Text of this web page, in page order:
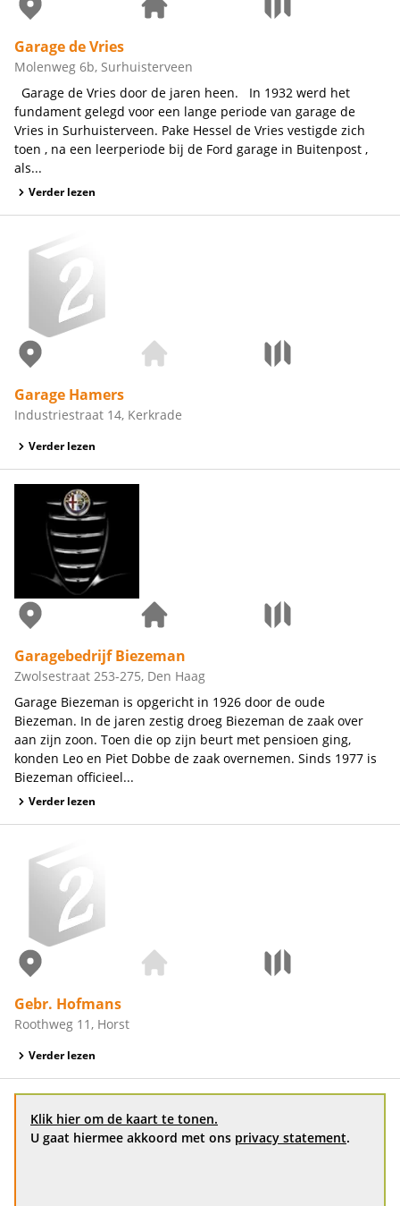
Garage de Vries
Molenweg 6b, Surhuisterveen
Garage de Vries door de jaren heen. In 1932 werd het
fundament gelegd voor een lange periode van garage de
Vries in Surhuisterveen. Pake Hessel de Vries vestigde zich
toen , na een leerperiode bij de Ford garage in Buitenpost ,
als...
Verder lezen
Garage Hamers
Industriestraat 14, Kerkrade
Verder lezen
Garagebedrijf Biezeman
Zwolsestraat 253-275, Den Haag
Garage Biezeman is opgericht in 1926 door de oude
Biezeman. In de jaren zestig droeg Biezeman de zaak over
aan zijn zoon. Toen die op zijn beurt met pensioen ging,
konden Leo en Piet Dobbe de zaak overnemen. Sinds 1977 is
Biezeman officieel...
Verder lezen
Gebr. Hofmans
Roothweg 11, Horst
Verder lezen
Klik hier om de kaart te tonen.
U gaat hiermee akkoord met ons privacy statement.